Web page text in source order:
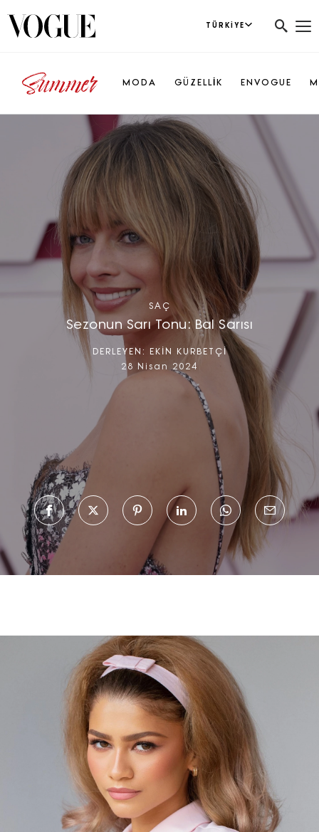
TÜRKIYE
MODA GÜZELLİK ENVOGUE
SAÇ
Sezonun Sarı Tonu: Bal Sarısı
DERLEYEN:
EKİN KURBETÇİ
28 Nisan 2024